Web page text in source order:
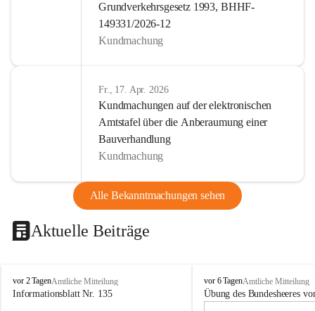
Grundverkehrsgesetz 1993, BHHF-
149331/2026-12
Kundmachung
Fr., 17. Apr. 2026
Kundmachungen auf der elektronischen
Amtstafel über die Anberaumung einer
Bauverhandlung
Kundmachung
Alle Bekanntmachungen sehen
Aktuelle Beiträge
B
u
vor 2 TagenAmtliche Mitteilung
Informationsblatt Nr. 135
B
u
vor 6 TagenAmtliche Mitteilung
Übung des Bundesheeres